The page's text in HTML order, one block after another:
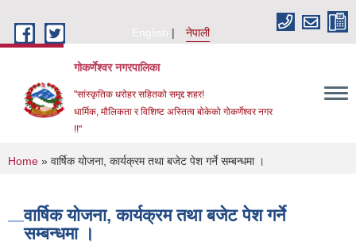
English
नेपाली
गोकर्णेश्वर नगरपालिका
"सांस्कृतिक धरोहर सहितको समृद्द शहर!
धार्मिक, मौलिकता र विशिष्ट अस्तित्व बोकेको गोकर्णेश्वर नगर
!!"
You are here
Home » वार्षिक योजना, कार्यक्रम तथा बजेट पेश गर्ने सम्बन्धमा ।
वार्षिक योजना, कार्यक्रम तथा बजेट पेश गर्ने
सम्बन्धमा ।